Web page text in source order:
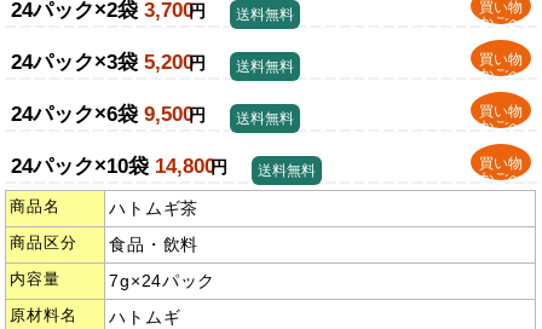
24パック×2袋 3,700円
買い物
かごへ
送料無料
24パック×3袋 5,200円
買い物
かごへ
送料無料
24パック×6袋 9,500円
買い物
かごへ
送料無料
24パック×10袋 14,800円
買い物
かごへ
送料無料
商品名 ハトムギ茶
商品区分 食品・飲料
内容量 7g×24パック
原材料名 ハトムギ